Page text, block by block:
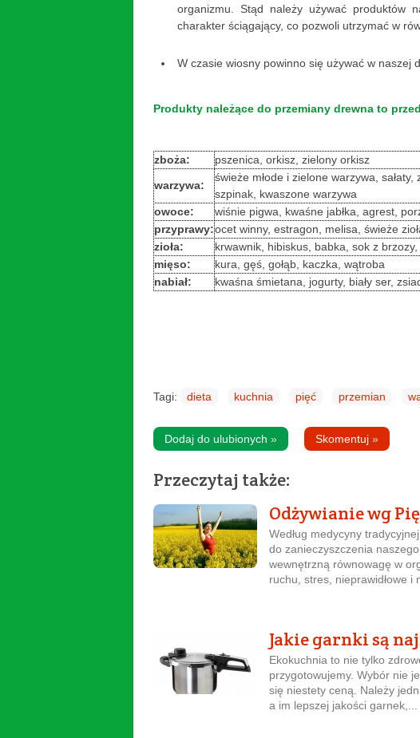
organizmu. Stąd należy używać produktów
charakter ściągający, co pozwoli utrzymać w
W czasie wiosny powinno się używać w naszej
Produkty należące do przemiany drewna to
zboża:
pszenica, orkisz, zielony orkisz
warzywa:
świeże młode i zielone warzywa,
szpinak, kwaszone warzywa
owoce:
wiśnie pigwa, kwaśne jabłka, agrest,
przyprawy:ocet winny, estragon, melisa, świeże
zioła:
krwawnik, hibiskus, babka, sok z
mięso:
kura, gęś, gołąb, kaczka, wątroba
nabiał:
kwaśna śmietana, jogurty, biały ser,
Tagi: dieta kuchnia pięć przemian
Dodaj do ulubionych » Skomentuj »
Przeczytaj także:
Odżywianie wg
Według medycyny
do zanieczyszczenia
wewnętrzną równowagę w
ruchu, stres, nieprawidłowe i
Jakie garnki są
Ekokuchnia to nie tylko
przygotowujemy. Wybór nie
się niestety ceną. Należy
a im lepszej jakości garnek,...